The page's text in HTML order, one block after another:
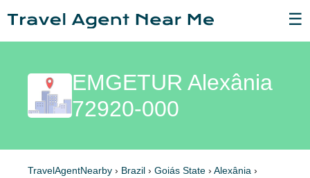
☰
EMGETUR Alexânia
72920-000
TravelAgentNearby › Brazil › Goiás State › Alexânia ›